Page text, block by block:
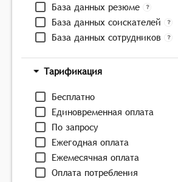
База данных резюме
База данных соискателей
База данных сотрудников
Тарификация
Бесплатно
Единовременная оплата
По запросу
Ежегодная оплата
Ежемесячная оплата
Оплата потребления